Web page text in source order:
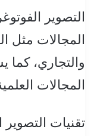
التصوير
المجالات مثل
والتجاري،
المجالات
تقنيات التصوير